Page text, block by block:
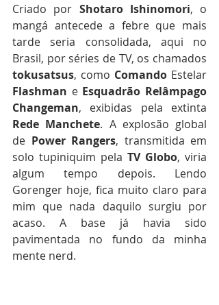
Criado por Shotaro Ishinomori, o
mangá antecede a febre que mais
tarde seria consolidada, aqui no
tokusatsus, como Comando
Flashman e Esquadrão Relâmpago
Changeman
Rede Manchete. A explosão global
de Power Rangers, transmitida em
solo tupiniquim pela TV Globo, viria
algum tempo depois. Lendo
Gorenger hoje, fica muito claro para
mim que nada daquilo surgiu por
acaso. A base já havia sido
pavimentada no fundo da minha
mente nerd.